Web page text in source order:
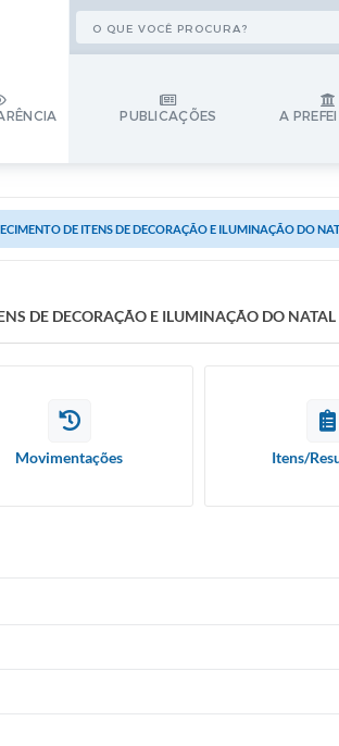
PUBLICAÇÕES A
DE ITENS DE DECORAÇÃO E ILUMINAÇÃO DO
DE DECORAÇÃO E ILUMINAÇÃO DO
Movimentações Itens/